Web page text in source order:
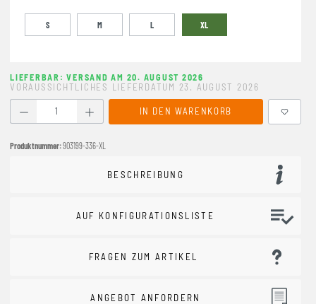
S M L XL
LIEFERBAR: VERSAND AM 20. AUGUST 2026
VORAUSSICHTLICHES LIEFERDATUM 23. AUGUST 2026
Produkt Anzahl: Gib den gewünschten Wert ein oder
IN DEN WARENKORB
Produktnummer:903199-336-XL
BESCHREIBUNG
AUF KONFIGURATIONSLISTE
FRAGEN ZUM ARTIKEL
ANGEBOT ANFORDERN